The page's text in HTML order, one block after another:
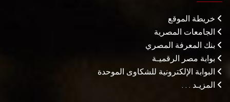
خريطة الموقع
الجامعات المصرية
بنك المعرفة المصري
بوابة مصر الرقميـة
البوابة الإلكترونية للشكاوى الموحدة
المزيـد . . .